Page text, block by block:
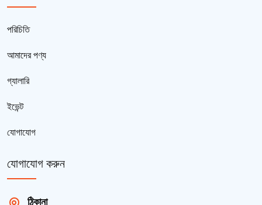
পরিচিতি
আমাদের পণ্য
গ্যালারি
ইভেন্ট
যোগাযোগ
যোগাযোগ করুন
ঠিকানা